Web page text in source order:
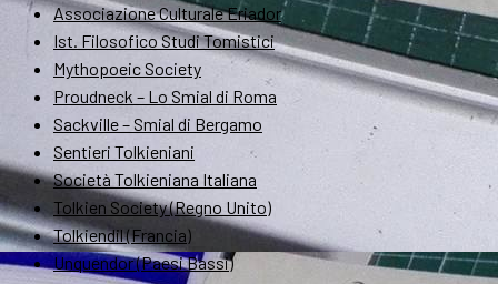
Associazione Culturale Eriador
Ist. Filosofico Studi Tomistici
Mythopoeic Society
Proudneck – Lo Smial di Roma
Sackville – Smial di Bergamo
Sentieri Tolkieniani
Società Tolkieniana Italiana
Tolkien Society (Regno Unito)
Tolkiendil (Francia)
Unquendor (Paesi Bassi)